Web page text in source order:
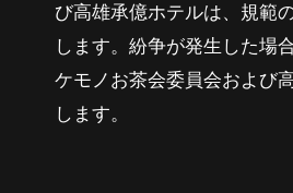
び高雄承億ホテルは、規範
します。紛争が発生した場
ケモノお茶会委員会および
します。